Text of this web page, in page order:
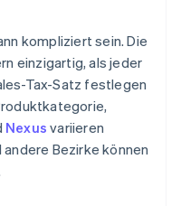
kompliziert sein. Die
einzigartig, als jeder
Tax-Satz festlegen
Nexus variieren
Bezirke können